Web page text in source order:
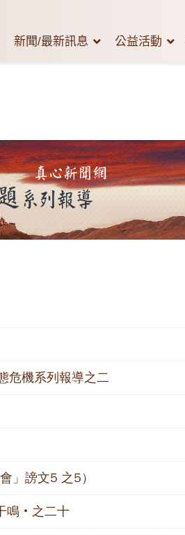
新聞/最新訊息 公益活動
危機系列報導之二
」謗文5 之5）
鳴‧之二十